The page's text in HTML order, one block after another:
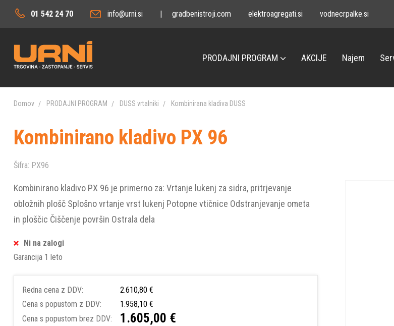
01 542 24 70 info@urni.si | gradbenistroji.com elektroagregati.si vodnecrpalke.si
PRODAJNI PROGRAM AKCIJE Najem
Domov PRODAJNI PROGRAM DUSS vrtalniki Kombinirana kladiva DUSS
Kombinirano kladivo PX 96
Šifra: PX96
Kombinirano kladivo PX 96 je primerno za: Vrtanje lukenj za sidra, pritrjevanje
obložnih plošč Splošno vrtanje vrst lukenj Potopne vtičnice Odstranjevanje ometa
in ploščic Čiščenje površin Ostrala dela
Ni na zalogi
Garancija 1 leto
Redna cena z DDV:
2.610,80 €
Cena s popustom z DDV:
1.958,10 €
Cena s popustom brez DDV:
1.605,00 €